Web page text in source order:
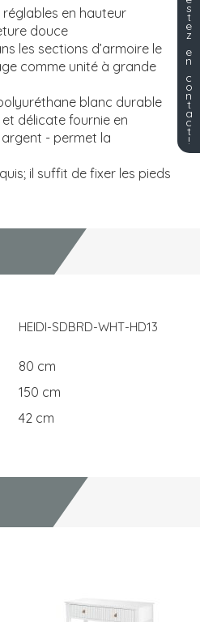
en hauteur
douce
les sections d’armoire le
comme unité à grande
blanc durable
délicate fournie en
- permet la
il suffit de fixer les pieds
HEIDI-SDBRD-WHT-HD13
80 cm
150 cm
42 cm
s
t
e
z
e
n
c
o
n
t
a
c
t
!